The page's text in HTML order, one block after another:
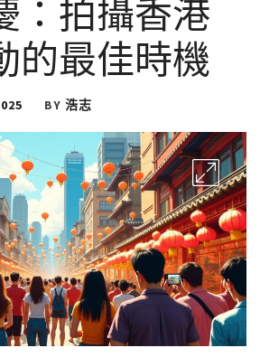
的最佳時機
BY 浩志